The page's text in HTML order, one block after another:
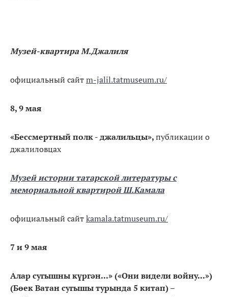
Музей-квартира М.Джалиля
официальный сайтm-jalil.tatmuseum.ru/
8, 9 мая
«Бессмертный полк - джалильцы»,публикации о
джалиловцах
Музей истории татарской литературы с
мемориальной квартирой Ш.Камала
официальный сайтkamala.tatmuseum.ru/
7 и 9 мая
Алар сугышны күргән...» («Они видели войну...»)
(Бөек Ватан сугышы турында 5 китап) –